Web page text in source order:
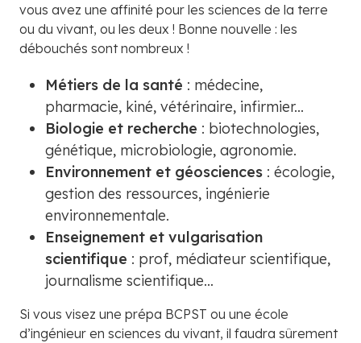
vous avez une affinité pour les sciences de la terre
ou du vivant, ou les deux ! Bonne nouvelle : les
débouchés sont nombreux !
Métiers de la santé : médecine,
pharmacie, kiné, vétérinaire, infirmier...
Biologie et recherche : biotechnologies,
génétique, microbiologie, agronomie.
Environnement et géosciences : écologie,
gestion des ressources, ingénierie
environnementale.
Enseignement et vulgarisation
scientifique : prof, médiateur scientifique,
journalisme scientifique…
Si vous visez une prépa BCPST ou une école
d’ingénieur en sciences du vivant, il faudra sûrement